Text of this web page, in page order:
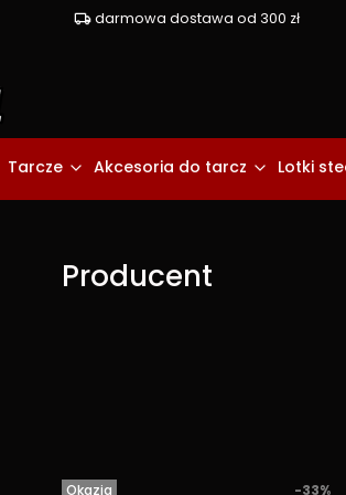
darmowa dostawa od 300 zł
Tarcze Akcesoria do tarcz Lotki
Producent
Okazja -33%